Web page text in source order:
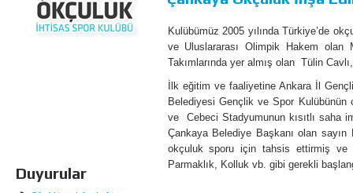
Duyurular
Kulübümüz 2005 yılında Türkiye’de
ve Uluslararası Olimpik Hakem olan
Takımlarında yer almış olan Tülin
İlk eğitim ve faaliyetine Ankara İl
Belediyesi Gençlik ve Spor Kulübünün
ve Cebeci Stadyumunun kısıtlı saha
Çankaya Belediye Başkanı olan
okçuluk sporu için tahsis ettirmiş ve
Parmaklık, Kolluk vb. gibi gerekli